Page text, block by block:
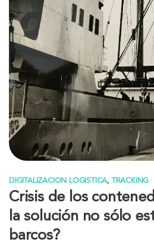
DIGITALIZACION LOGISTICA, TRACKING
Crisis de los
la solución no sólo
barcos?